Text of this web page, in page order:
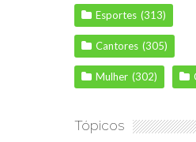
Esportes (313)
Cantores (305)
Mulher (302)
Tópicos